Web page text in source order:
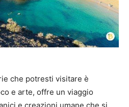
che potresti visitare è
e arte, offre un viaggio